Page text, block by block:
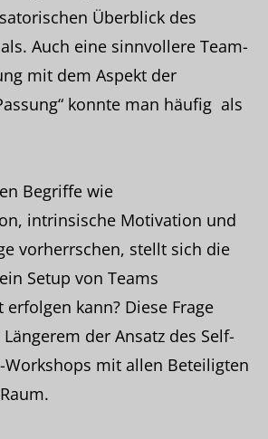
Überblick des
Auch eine sinnvollere Team-
mit dem Aspekt der
konnte man häufig als
Begriffe wie
intrinsische Motivation und
vorherrschen, stellt sich die
Setup von Teams
kann? Diese Frage
der Ansatz des Self-
Workshops mit allen Beteiligten